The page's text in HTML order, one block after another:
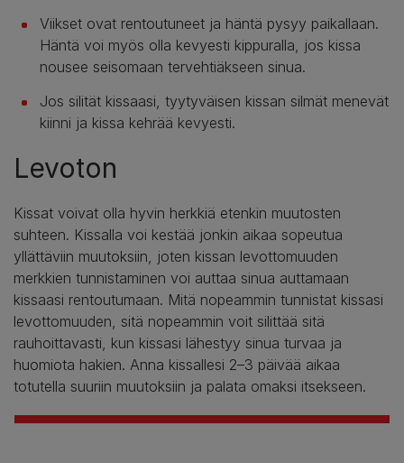
Viikset ovat rentoutuneet ja häntä pysyy paikallaan.
Häntä voi myös olla kevyesti kippuralla, jos kissa
nousee seisomaan tervehtiäkseen sinua.
Jos silität kissaasi, tyytyväisen kissan silmät menevät
kiinni ja kissa kehrää kevyesti.
Levoton
Kissat voivat olla hyvin herkkiä etenkin muutosten
suhteen. Kissalla voi kestää jonkin aikaa sopeutua
yllättäviin muutoksiin, joten kissan levottomuuden
merkkien tunnistaminen voi auttaa sinua auttamaan
kissaasi rentoutumaan. Mitä nopeammin tunnistat kissasi
levottomuuden, sitä nopeammin voit silittää sitä
rauhoittavasti, kun kissasi lähestyy sinua turvaa ja
huomiota hakien. Anna kissallesi 2–3 päivää aikaa
totutella suuriin muutoksiin ja palata omaksi itsekseen.